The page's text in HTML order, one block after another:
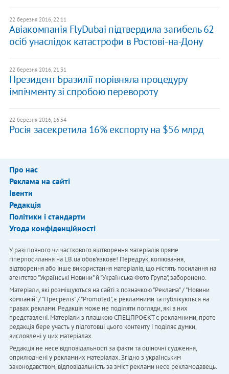
22 березня 2016, 22:11
Авіакомпанія FlyDubai підтвердила загибель 62
осіб унаслідок катастрофи в Ростові-на-Дону
22 березня 2016, 21:31
Президент Бразилії порівняла процедуру
імпічменту зі спробою перевороту
22 березня 2016, 16:54
​Росія засекретила 16% експорту на $56 млрд
Про нас
Реклама на сайті
Івенти
Редакція
Політики і стандарти
Угода конфіденційності
У разі повного чи часткового відтворення матеріалів пряме
гіперпосилання на LB.ua обов'язкове! Передрук, копіювання,
відтворення або інше використання матеріалів, що містять посилання на
агентство "Українськi Новини" й "Українська Фото Група", заборонено.
Матеріали, які розміщуються на сайті з позначкою "Реклама" / "Новини
компаній" / "Пресреліз" / "Promoted", є рекламними та публікуються на
правах реклами. Редакція може не поділяти погляди, які в них
представлені. Матеріали з плашкою СПЕЦПРОЄКТ є рекламними, проте
редакція бере участь у підготовці цього контенту і поділяє думки,
висловлені у цих матеріалах.
Редакція не несе відповідальності за факти та оціночні судження,
оприлюднені у рекламних матеріалах. Згідно з українським
законодавством, відповідальність за зміст реклами несе рекламодавець.